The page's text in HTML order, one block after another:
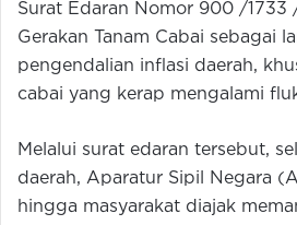
Surat Edaran Nomor 900 /1733
Gerakan Tanam Cabai sebagai
pengendalian inflasi daerah,
cabai yang kerap mengalami
Melalui surat edaran tersebut,
daerah, Aparatur Sipil Negara
hingga masyarakat diajak